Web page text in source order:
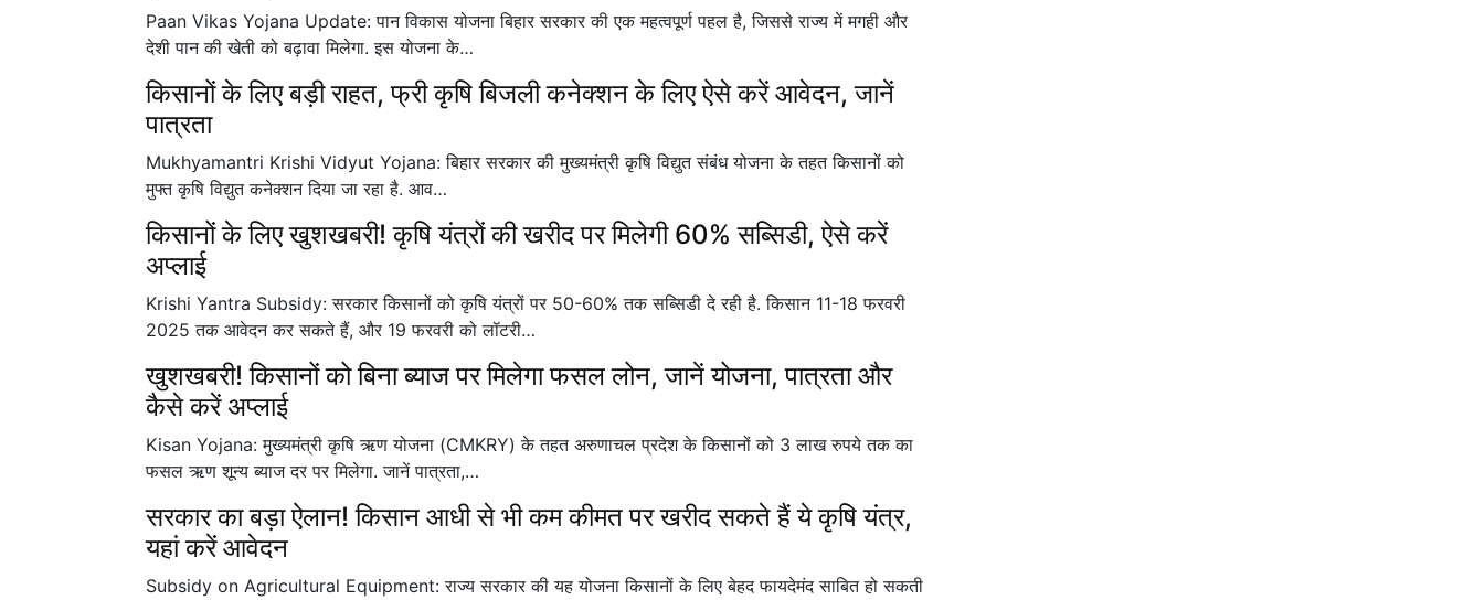
Paan Vikas Yojana Update: पान विकास योजना बिहार सरकार की एक महत्वपूर्ण पहल है, जिससे राज्य में मगही और
देशी पान की खेती को बढ़ावा मिलेगा. इस योजना के…
किसानों के लिए बड़ी राहत, फ्री कृषि बिजली कनेक्शन के लिए ऐसे करें आवेदन, जानें
पात्रता
Mukhyamantri Krishi Vidyut Yojana: बिहार सरकार की मुख्यमंत्री कृषि विद्युत संबंध योजना के तहत किसानों को
मुफ्त कृषि विद्युत कनेक्शन दिया जा रहा है. आव…
किसानों के लिए खुशखबरी! कृषि यंत्रों की खरीद पर मिलेगी 60% सब्सिडी, ऐसे करें
अप्लाई
Krishi Yantra Subsidy: सरकार किसानों को कृषि यंत्रों पर 50-60% तक सब्सिडी दे रही है. किसान 11-18 फरवरी
2025 तक आवेदन कर सकते हैं, और 19 फरवरी को लॉटरी…
खुशखबरी! किसानों को बिना ब्याज पर मिलेगा फसल लोन, जानें योजना, पात्रता और
कैसे करें अप्लाई
Kisan Yojana: मुख्यमंत्री कृषि ऋण योजना (CMKRY) के तहत अरुणाचल प्रदेश के किसानों को 3 लाख रुपये तक का
फसल ऋण शून्य ब्याज दर पर मिलेगा. जानें पात्रता,…
सरकार का बड़ा ऐलान! किसान आधी से भी कम कीमत पर खरीद सकते हैं ये कृषि यंत्र,
यहां करें आवेदन
Subsidy on Agricultural Equipment: राज्य सरकार की यह योजना किसानों के लिए बेहद फायदेमंद साबित हो सकती